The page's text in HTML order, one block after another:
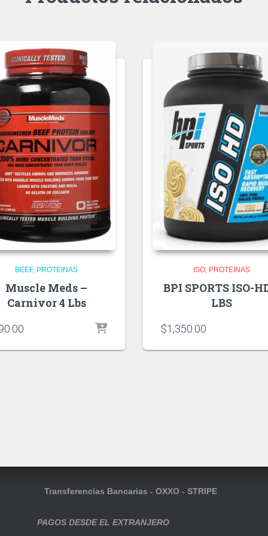
BEEF PROTEINAS
Muscle Meds –
Carnivor 4 Lbs
ISO PROTEINAS
BPI SPORTS ISO-
LBS
$1,350.00
Transferencias Bancarias - OXXO - STRIPE
PAGOS DESDE EL EXTRANJERO